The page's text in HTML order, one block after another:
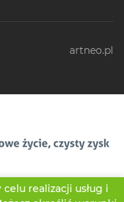
realizacji usług i
artneo.pl